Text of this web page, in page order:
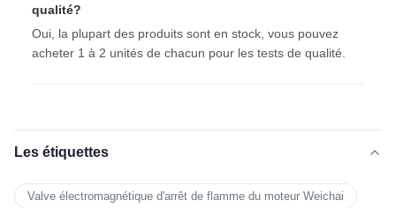
qualité?
Oui, la plupart des produits sont en stock, vous pouvez
acheter 1 à 2 unités de chacun pour les tests de qualité.
Les étiquettes
Valve électromagnétique d'arrêt de flamme du moteur Weichai